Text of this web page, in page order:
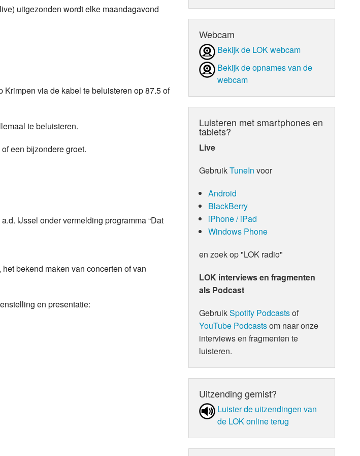
uitgezonden wordt elke maandagavond
via de kabel te beluisteren op 87.5 of
te beluisteren.
een bijzondere groet.
IJssel onder vermelding programma “Dat
bekend maken van concerten of van
en presentatie:
Webcam
Bekijk de LOK webcam
Bekijk de opnames van de
webcam
Luisteren met smartphones en
tablets?
Live
GebruikTuneIn voor
Android
BlackBerry
iPhone / iPad
Windows Phone
en zoek op "LOK radio"
LOK interviews en fragmenten
als Podcast
GebruikSpotify Podcastsof
YouTube Podcastsom naar onze
interviews en fragmenten te
luisteren.
Uitzending gemist?
Luister de uit­zen­din­gen van
de LOK online terug